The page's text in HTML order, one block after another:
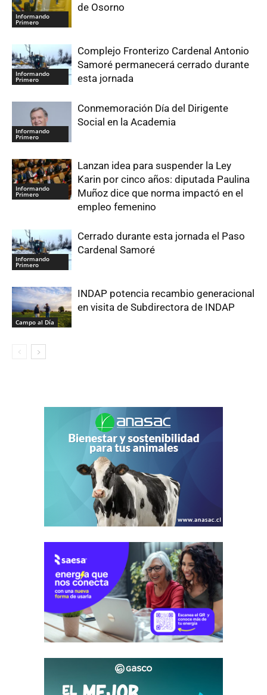
Informando
Primero
de Osorno
Informando
Primero
Complejo Fronterizo Cardenal Antonio
Samoré permanecerá cerrado durante
esta jornada
Informando
Primero
Conmemoración Día del Dirigente
Social en la Academia
Informando
Primero
Lanzan idea para suspender la Ley
Karin por cinco años: diputada Paulina
Muñoz dice que norma impactó en el
empleo femenino
Informando
Primero
Cerrado durante esta jornada el Paso
Cardenal Samoré
Campo al Día
INDAP potencia recambio generacional
en visita de Subdirectora de INDAP